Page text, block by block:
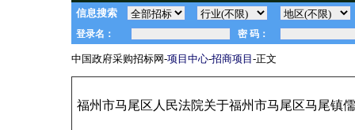
信息搜索
中国政府采购招标网-项目中心-招商项目 -正文
福州市马尾区人民法院关于福州市马尾区马尾镇